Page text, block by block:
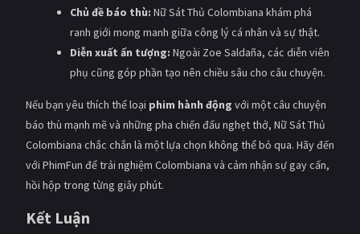
Chủ đề báo thù: Nữ Sát Thủ Colombiana khám phá
ranh giới mong manh giữa công lý cá nhân và sự thật.
Diễn xuất ấn tượng: Ngoài Zoe Saldaña, các diễn viên
phụ cũng góp phần tạo nên chiều sâu cho câu chuyện.
Nếu bạn yêu thích thể loại phim hành động với một câu chuyện
báo thù mạnh mẽ và những pha chiến đấu nghẹt thở, Nữ Sát Thủ
Colombiana chắc chắn là một lựa chọn không thể bỏ qua. Hãy đến
với PhimFun để trải nghiệm Colombiana và cảm nhận sự gay cấn,
hồi hộp trong từng giây phút.
Kết Luận